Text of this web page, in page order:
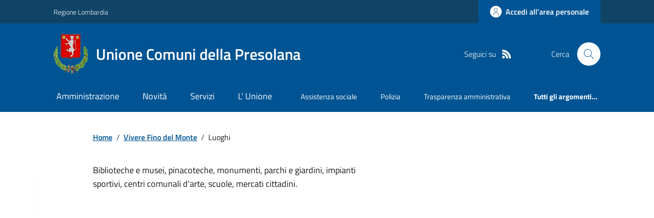
Regione Lombardia Accedi all'area personale
Unione Comuni della Presolana Seguici su Cerca
Amministrazione Novità Servizi L' Unione Assistenza sociale Polizia Trasparenza amministrativa Tutti gli argomenti...
Home / Vivere Fino del Monte / Luoghi
Biblioteche e musei, pinacoteche, monumenti, parchi e giardini, impianti
sportivi, centri comunali d'arte, scuole, mercati cittadini.